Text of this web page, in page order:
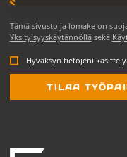
Tämä sivusto ja lomake on
Yksityisyyskäytännölläsekä
Hyväksyn tietojeni